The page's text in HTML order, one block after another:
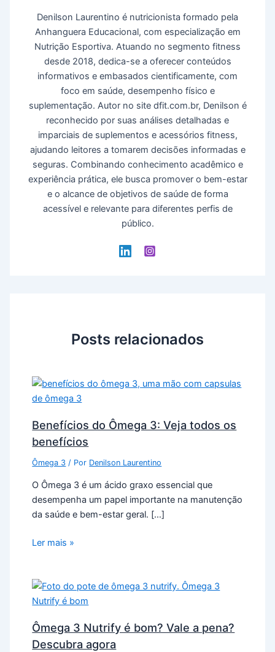
Denilson Laurentino é nutricionista formado pela
Anhanguera Educacional, com especialização em
Nutrição Esportiva. Atuando no segmento fitness
desde 2018, dedica-se a oferecer conteúdos
informativos e embasados cientificamente, com
foco em saúde, desempenho físico e
suplementação. Autor no site dfit.com.br, Denilson é
reconhecido por suas análises detalhadas e
imparciais de suplementos e acessórios fitness,
ajudando leitores a tomarem decisões informadas e
seguras. Combinando conhecimento acadêmico e
experiência prática, ele busca promover o bem-estar
e o alcance de objetivos de saúde de forma
acessível e relevante para diferentes perfis de
público.
Posts relacionados
Benefícios do Ômega 3: Veja todos os
benefícios
Ômega 3 / Por Denilson Laurentino
O Ômega 3 é um ácido graxo essencial que
desempenha um papel importante na manutenção
da saúde e bem-estar geral. […]
Ler mais »
Ômega 3 Nutrify é bom? Vale a pena?
Descubra agora